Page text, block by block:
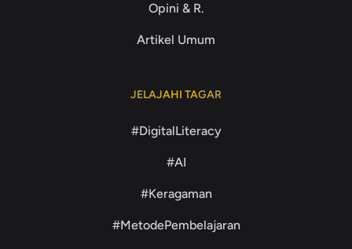
Opini & R.
Artikel Umum
JELAJAHI TAGAR
#DigitalLiteracy
#AI
#Keragaman
#MetodePembelajaran